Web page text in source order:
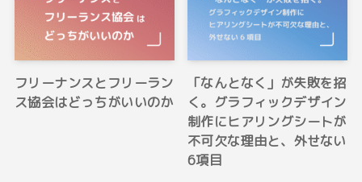
フリーナンスとフリーラン
ス協会はどっちがいいのか
「なんとなく」が失敗を招
く。グラフィックデザイン
制作にヒアリングシートが
不可欠な理由と、外せない
6項目